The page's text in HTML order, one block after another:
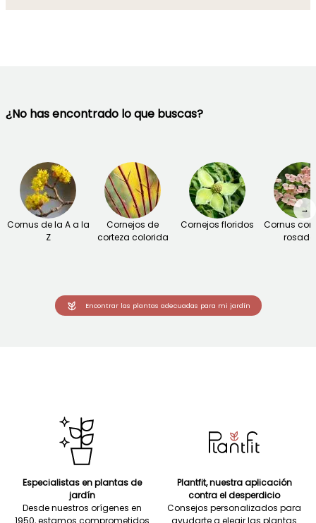
¿No has encontrado lo que buscas?
Cornus de la A a la
Z
Cornejos de
corteza colorida
Cornejos floridos
Cornus con
→
Encontrar las plantas adecuadas para mi jardín
Especialistas en plantas de
jardín
Desde nuestros orígenes en
1950, estamos comprometidos
Plantfit, nuestra aplicación
contra el desperdicio
Consejos personalizados para
ayudarte a elegir las plantas